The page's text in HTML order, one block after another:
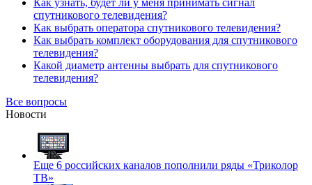
Как узнать, будет ли у меня принимать сигнал
спутникового телевидения?
Как выбрать оператора спутникового телевидения?
Как выбрать комплект оборудования для спутникового
телевидения?
Какой диаметр антенны выбрать для спутникового
телевидения?
Все вопросы
Новости
Еще 6 российских каналов пополнили ряды «Триколор
ТВ»